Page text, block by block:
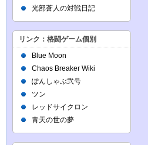
光部蒼人の対戦日記
リンク：格闘ゲーム個別
Blue Moon
Chaos Breaker Wiki
ぽんしゃぶ弐号
ツン
レッドサイクロン
青天の世の夢